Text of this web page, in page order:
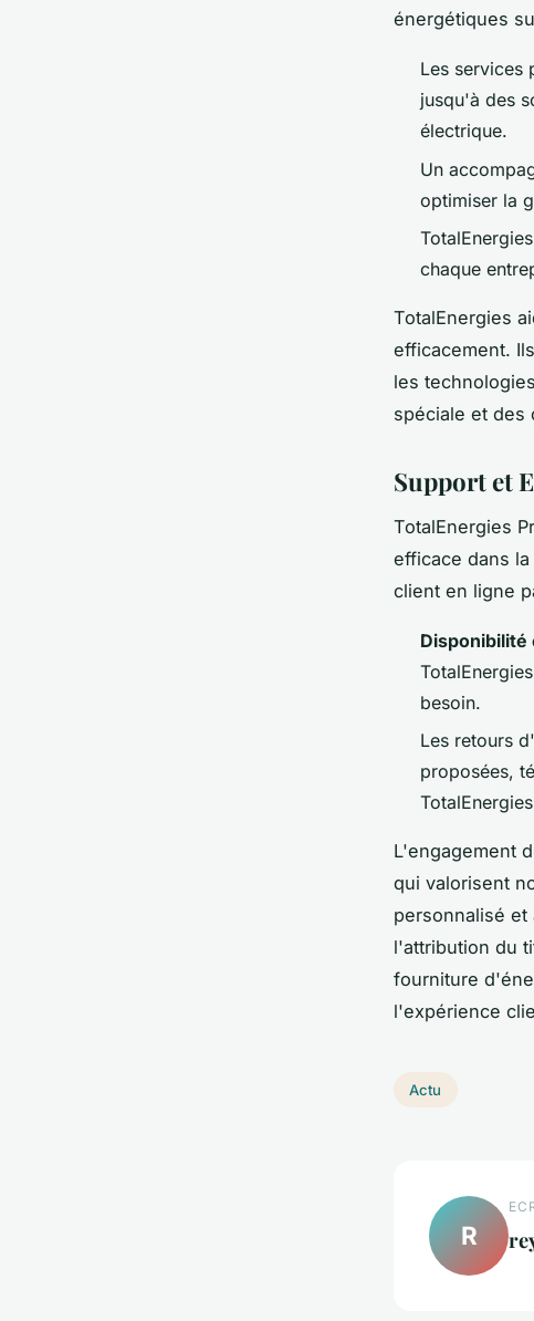
énergétiques
Les services
jusqu'à des
électrique.
Un
optimiser la
chaque
TotalEnergies
efficacement.
les
spéciale et des
Support et
TotalEnergies
efficace dans
client en ligne
besoin.
Les retours
proposées,
L'engagement
qui valorisent
personnalisé
l'attribution du
fourniture
l'expérience
Actu
R